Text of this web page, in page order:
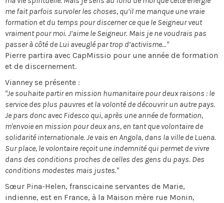
me fait parfois survoler les choses, qu’il me manque une vraie
formation et du temps pour discerner ce que le Seigneur veut
vraiment pour moi. J’aime le Seigneur. Mais je ne voudrais pas
passer à côté de Lui aveuglé par trop d’activisme..."
Pierre partira avec CapMissio pour une année de formation
et de discernement.
Vianney se présente :
"Je souhaite partir en mission humanitaire pour deux raisons : le
service des plus pauvres et la volonté de découvrir un autre pays.
Je pars donc avec Fidesco qui, après une année de formation,
m'envoie en mission pour deux ans, en tant que volontaire de
solidarité internationale. Je vais en Angola, dans la ville de Luena.
Sur place, le volontaire reçoit une indemnité qui permet de vivre
dans des conditions proches de celles des gens du pays. Des
conditions modestes mais justes."
Sœur Pina-Helen, franscicaine servantes de Marie,
indienne, est en France, à la Maison mère rue Monin,